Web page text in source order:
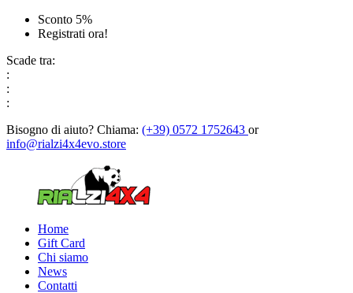
Sconto 5%
Registrati ora!
Scade tra:
:
:
:
Bisogno di aiuto? Chiama: (+39) 0572 1752643 or
info@rialzi4x4evo.store
Home
Gift Card
Chi siamo
News
Contatti